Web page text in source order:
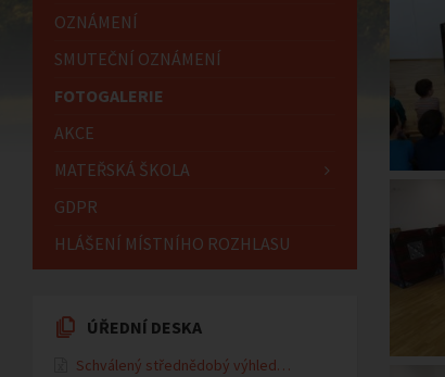
OZNÁMENÍ
SMUTEČNÍ OZNÁMENÍ
FOTOGALERIE
AKCE
MATEŘSKÁ ŠKOLA
GDPR
HLÁŠENÍ MÍSTNÍHO ROZHLASU
ÚŘEDNÍ DESKA
Schválený střednědobý výhled…